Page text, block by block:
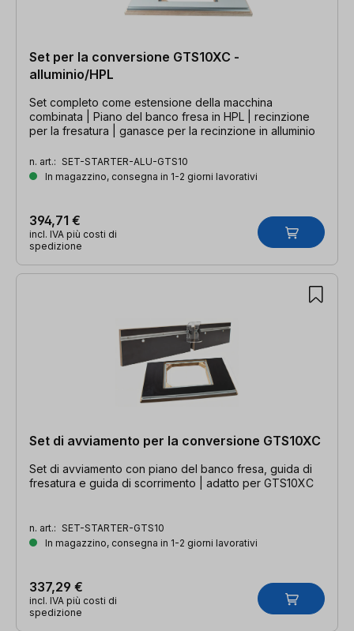
Set per la conversione GTS10XC -
alluminio/HPL
Set completo come estensione della macchina
combinata | Piano del banco fresa in HPL | recinzione
per la fresatura | ganasce per la recinzione in alluminio
n. art.: SET-STARTER-ALU-GTS10
In magazzino, consegna in 1-2 giorni lavorativi
394,71 €
incl. IVA più costi di
spedizione
Set di avviamento per la conversione GTS10XC
Set di avviamento con piano del banco fresa, guida di
fresatura e guida di scorrimento | adatto per GTS10XC
n. art.: SET-STARTER-GTS10
In magazzino, consegna in 1-2 giorni lavorativi
337,29 €
incl. IVA più costi di
spedizione